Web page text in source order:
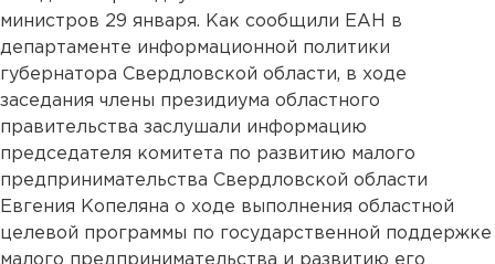
министров 29 января. Как сообщили ЕАН в
департаменте информационной политики
губернатора Свердловской области, в ходе
заседания члены президиума областного
правительства заслушали информацию
председателя комитета по развитию малого
предпринимательства Свердловской области
Евгения Копеляна о ходе выполнения областной
целевой программы по государственной поддержке
малого предпринимательства и развитию его